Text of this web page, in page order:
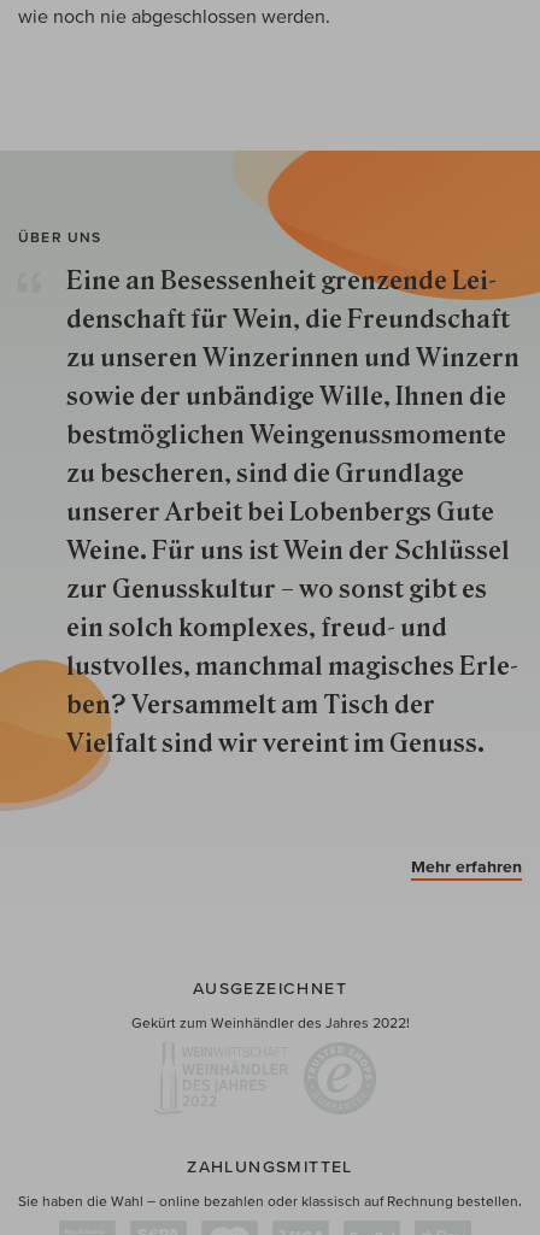
wie noch nie abgeschlossen werden.
ÜBER UNS
Eine an Besessenheit gren­zende Lei­
den­schaft für Wein, die Freund­schaft
zu unseren Win­zer­innen und Win­zern
so­wie der un­bän­dige Wille, Ihnen die
best­mög­lich­en Wein­genuss­momente
zu besche­ren, sind die Grund­lage
unserer Arbeit bei Lobenbergs Gute
Weine. Für uns ist Wein der Schlüs­sel
zur Genuss­kultur – wo sonst gibt es
ein solch kom­plexes, freud- und
lustvolles, manchmal ma­gisch­es Er­le­
ben? Versammelt am Tisch der
Vielfalt sind wir ver­eint im Genuss.
Mehr erfahren
AUSGEZEICHNET
Gekürt zum Weinhändler des Jahres 2022!
ZAHLUNGSMITTEL
Sie haben die Wahl – online bezahlen oder klassisch auf Rechnung bestellen.